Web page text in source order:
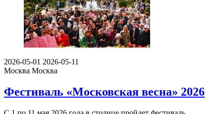
2026-05-01 2026-05-11
Москва Москва
Фестиваль «Московская весна» 2026